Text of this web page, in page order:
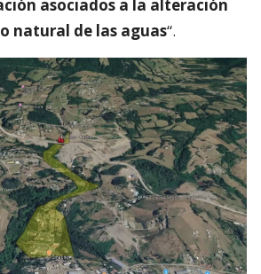
asociados a la alteración
natural de las aguas“.